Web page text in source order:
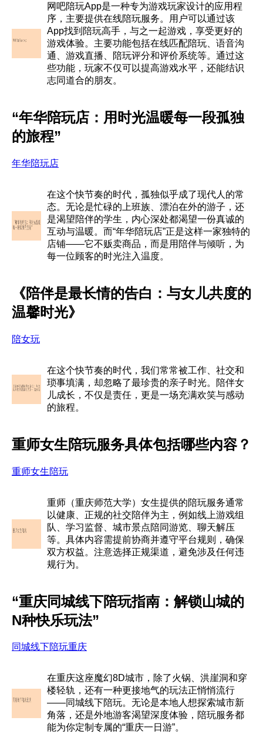
网吧陪玩App是一种专为游戏玩家设计的应用程
序，主要提供在线陪玩服务。用户可以通过该
App找到陪玩高手，与之一起游戏，享受更好的
游戏体验。主要功能包括在线匹配陪玩、语音沟
通、游戏直播、陪玩评分和评价系统等。通过这
些功能，玩家不仅可以提高游戏水平，还能结识
志同道合的朋友。
“年华陪玩店：用时光温暖每一段孤独
的旅程”
年华陪玩店
在这个快节奏的时代，孤独似乎成了现代人的常
态。无论是忙碌的上班族、漂泊在外的游子，还
是渴望陪伴的学生，内心深处都渴望一份真诚的
互动与温暖。而“年华陪玩店”正是这样一家独特的
店铺——它不贩卖商品，而是用陪伴与倾听，为
每一位顾客的时光注入温度。
《陪伴是最长情的告白：与女儿共度的
温馨时光》
陪女玩
在这个快节奏的时代，我们常常被工作、社交和
琐事填满，却忽略了最珍贵的亲子时光。陪伴女
儿成长，不仅是责任，更是一场充满欢笑与感动
的旅程。
重师女生陪玩服务具体包括哪些内容？
重师女生陪玩
重师（重庆师范大学）女生提供的陪玩服务通常
以健康、正规的社交陪伴为主，例如线上游戏组
队、学习监督、城市景点陪同游览、聊天解压
等。具体内容需提前协商并遵守平台规则，确保
双方权益。注意选择正规渠道，避免涉及任何违
规行为。
“重庆同城线下陪玩指南：解锁山城的
N种快乐玩法”
同城线下陪玩重庆
在重庆这座魔幻8D城市，除了火锅、洪崖洞和穿
楼轻轨，还有一种更接地气的玩法正悄悄流行
——同城线下陪玩。无论是本地人想探索城市新
角落，还是外地游客渴望深度体验，陪玩服务都
能为你定制专属的“重庆一日游”。